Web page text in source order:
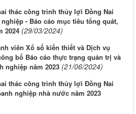
thác công trình thủy lợi Đồng Nai
- Báo cáo mục tiêu tổng quát,
2024 (29/03/2024)
viên Xổ số kiến thiết và Dịch vụ
bố Báo cáo thực trạng quản trị và
nghiệp năm 2023 (21/06/2024)
thác công trình thủy lợi Đồng Nai
nghiệp nhà nước năm 2023